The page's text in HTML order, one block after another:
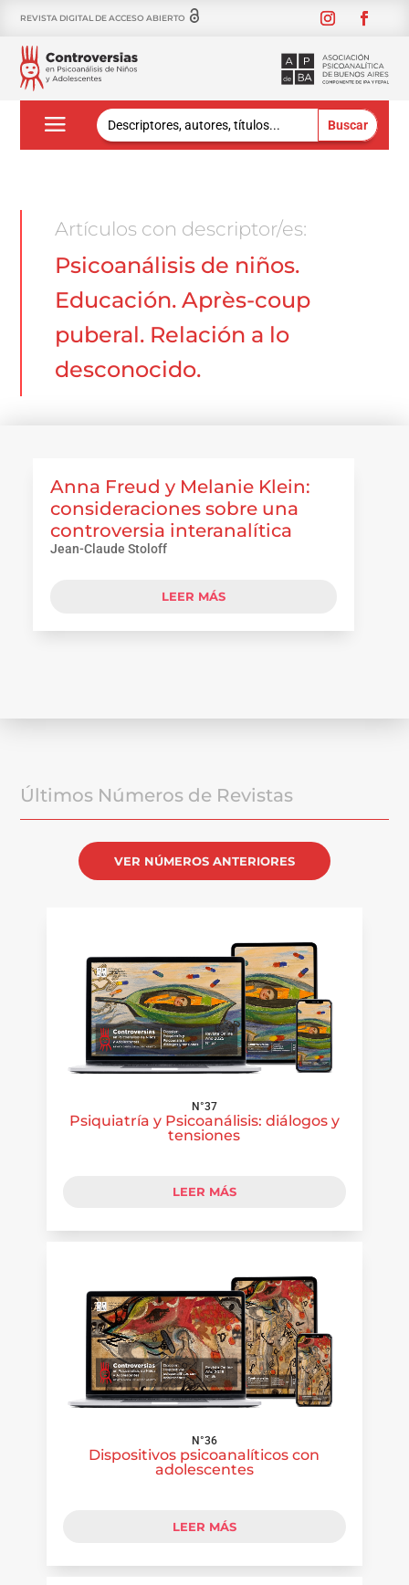
REVISTA DIGITAL DE ACCESO ABIERTO
Buscar:
Artículos con descriptor/es:
Psicoanálisis de niños.
Educación. Après-coup
puberal. Relación a lo
desconocido.
Anna Freud y Melanie Klein:
consideraciones sobre una
controversia interanalítica
Jean-Claude Stoloff
LEER MÁS
Últimos Números de Revistas
VER NÚMEROS ANTERIORES
N°37
Psiquiatría y Psicoanálisis: diálogos y
tensiones
LEER MÁS
N°36
Dispositivos psicoanalíticos con
adolescentes
LEER MÁS